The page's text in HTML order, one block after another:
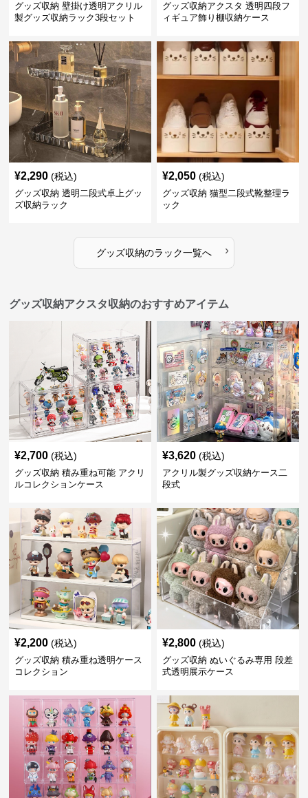
グッズ収納 壁掛け透明アクリル
製グッズ収納ラック3段セット
グッズ収納アクスタ 透明四段フ
ィギュア飾り棚収納ケース
¥2,290 (税込)
グッズ収納 透明二段式卓上グッ
ズ収納ラック
¥2,050 (税込)
グッズ収納 猫型二段式靴整理ラ
ック
グッズ収納のラック一覧へ ›
グッズ収納アクスタ収納のおすすめアイテム
¥2,700 (税込)
グッズ収納 積み重ね可能 アクリ
ルコレクションケース
¥3,620 (税込)
アクリル製グッズ収納ケース二
段式
¥2,200 (税込)
グッズ収納 積み重ね透明ケース
コレクション
¥2,800 (税込)
グッズ収納 ぬいぐるみ専用 段差
式透明展示ケース